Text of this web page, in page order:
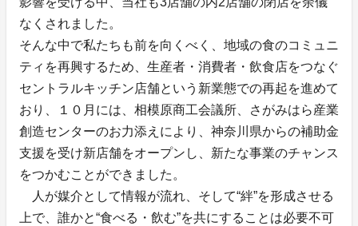
なくされました。
そんな中で私たちも前を向くべく、地域の食のコミュニ
ティを再興するため、生産者・消費者・飲食店をつなぐ
セントラルキッチン店舗という新業態での再起を進めて
おり、１０月には、相模原商工会議所、さがみはら産業
創造センターのお力添えにより、神奈川県からの補助金
支援を受け新店舗をオープンし、新たな事業のチャンス
をつかむことができました。
人が媒介として情報が流れ、そして“絆”を形成させる
上で、誰かと“食べる・飲む”を共にすることは必要不可